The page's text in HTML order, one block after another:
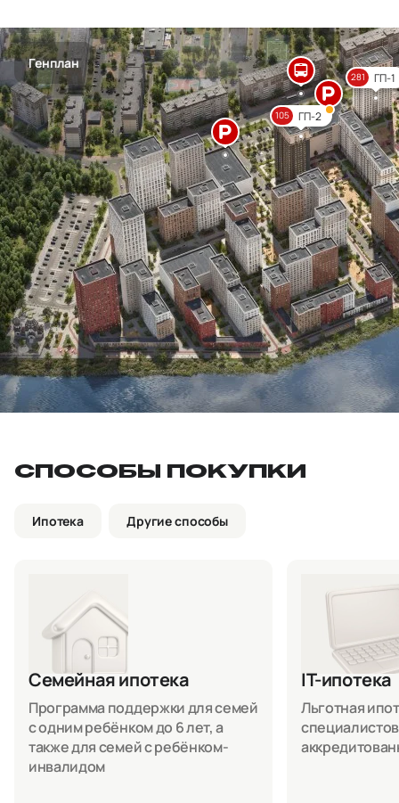
Генплан
281 ГП-1
105 ГП-2
СПОСОБЫ ПОКУПКИ
Ипотека Другие способы
Семейная ипотека
Программа поддержки для семей
с одним ребёнком до 6 лет, а
также для семей с ребёнком-
инвалидом
IT-ипотека
Льготная